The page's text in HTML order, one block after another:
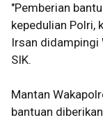
"Pemberian
kepedulian Polri,
Irsan didampingi
SIK.
Mantan
bantuan